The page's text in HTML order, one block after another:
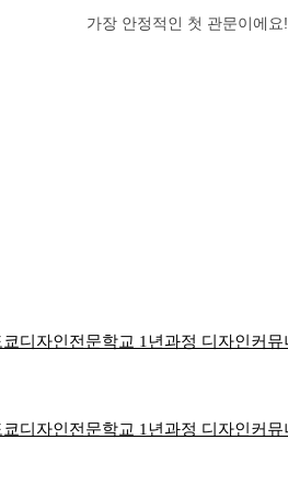
가장 안정적인 첫 관문이에요!